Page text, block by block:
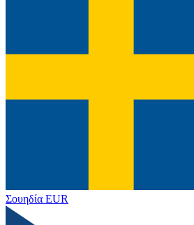
Σουηδία EUR